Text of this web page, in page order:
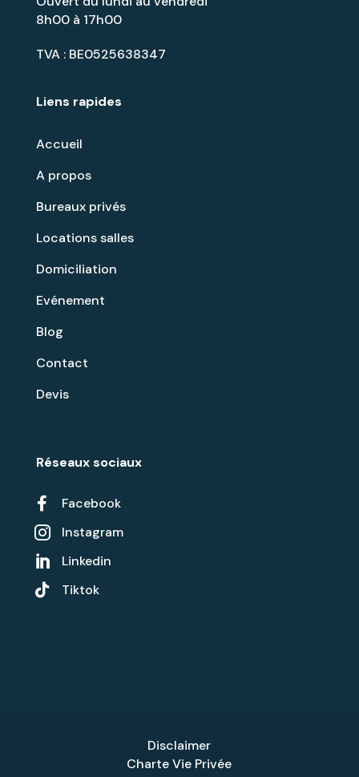
Réseaux sociaux
 Facebook
 Instagram

Linkedin

Tiktok
Liens rapides
Accueil
A propos
Bureaux privés
Locations salles
Domiciliation
Evénement
Blog
Contact
Devis
8h00 à 17h00
TVA : BE0525638347
Disclaimer
Charte Vie Privée